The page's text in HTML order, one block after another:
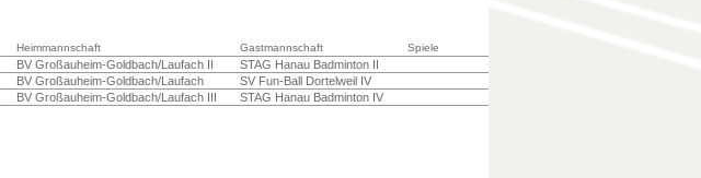
Heimmannschaft Gastmannschaft Spiele
BV Großauheim-Goldbach/Laufach II
STAG Hanau Badminton II
BV Großauheim-Goldbach/Laufach
SV Fun-Ball Dortelweil IV
BV Großauheim-Goldbach/Laufach III STAG Hanau Badminton IV